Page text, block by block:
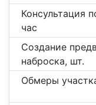
Консультация
час
Создание
наброска, шт.
Обмеры